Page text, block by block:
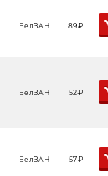
БелЗАН 89Р
БелЗАН 52Р
БелЗАН 57Р